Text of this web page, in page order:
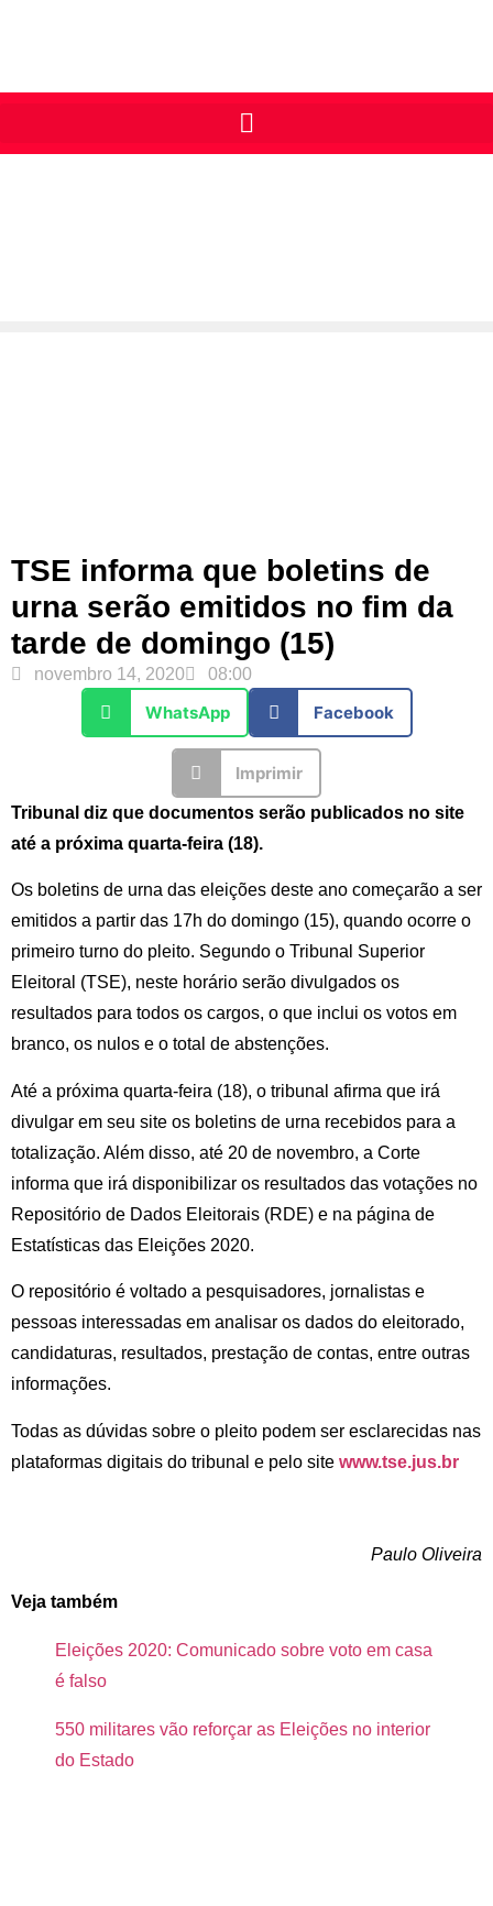
TSE informa que boletins de
urna serão emitidos no fim da
tarde de domingo (15)
novembro 14, 2020 08:00
WhatsApp Facebook
Imprimir
Tribunal diz que documentos serão publicados no site
até a próxima quarta-feira (18).
Os boletins de urna das eleições deste ano começarão a ser
emitidos a partir das 17h do domingo (15), quando ocorre o
primeiro turno do pleito. Segundo o Tribunal Superior
Eleitoral (TSE), neste horário serão divulgados os
resultados para todos os cargos, o que inclui os votos em
branco, os nulos e o total de abstenções.
Até a próxima quarta-feira (18), o tribunal afirma que irá
divulgar em seu site os boletins de urna recebidos para a
totalização. Além disso, até 20 de novembro, a Corte
informa que irá disponibilizar os resultados das votações no
Repositório de Dados Eleitorais (RDE) e na página de
Estatísticas das Eleições 2020.
O repositório é voltado a pesquisadores, jornalistas e
pessoas interessadas em analisar os dados do eleitorado,
candidaturas, resultados, prestação de contas, entre outras
informações.
Todas as dúvidas sobre o pleito podem ser esclarecidas nas
plataformas digitais do tribunal e pelo site www.tse.jus.br
Paulo Oliveira
Veja também
Eleições 2020: Comunicado sobre voto em casa
é falso
550 militares vão reforçar as Eleições no interior
do Estado